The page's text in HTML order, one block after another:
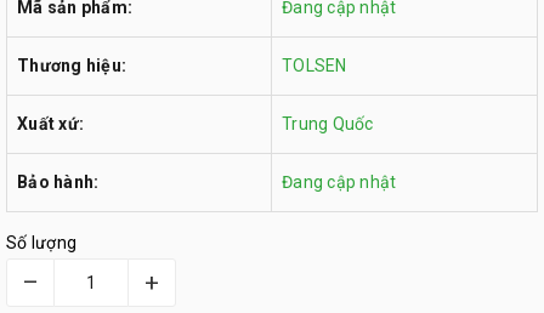
Mã sản phẩm: Đang cập nhật
Thương hiệu: TOLSEN
Xuất xứ: Trung Quốc
Bảo hành: Đang cập nhật
Số lượng
– +